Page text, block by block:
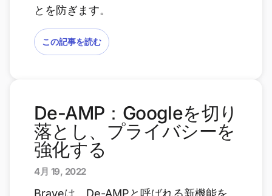
とを防ぎます。
この記事を読む
De-AMP：Googleを切り
落とし、プライバシーを
強化する
4月 19, 2022
Braveは、De-AMPと呼ばれる新機能を